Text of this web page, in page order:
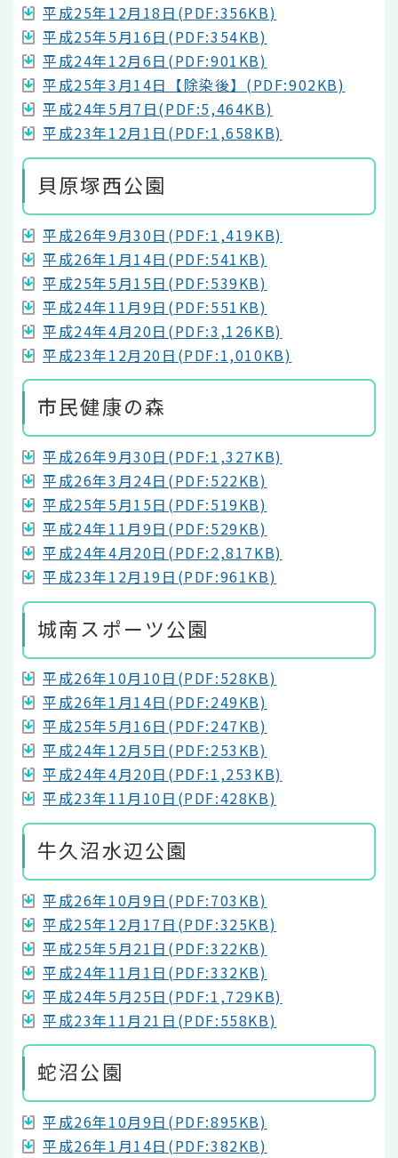
平成25年12月18日(PDF:356KB)
平成25年5月16日(PDF:354KB)
平成24年12月6日(PDF:901KB)
平成25年3月14日【除染後】(PDF:902KB)
平成24年5月7日(PDF:5,464KB)
平成23年12月1日(PDF:1,658KB)
貝原塚西公園
平成26年9月30日(PDF:1,419KB)
平成26年1月14日(PDF:541KB)
平成25年5月15日(PDF:539KB)
平成24年11月9日(PDF:551KB)
平成24年4月20日(PDF:3,126KB)
平成23年12月20日(PDF:1,010KB)
市民健康の森
平成26年9月30日(PDF:1,327KB)
平成26年3月24日(PDF:522KB)
平成25年5月15日(PDF:519KB)
平成24年11月9日(PDF:529KB)
平成24年4月20日(PDF:2,817KB)
平成23年12月19日(PDF:961KB)
城南スポーツ公園
平成26年10月10日(PDF:528KB)
平成26年1月14日(PDF:249KB)
平成25年5月16日(PDF:247KB)
平成24年12月5日(PDF:253KB)
平成24年4月20日(PDF:1,253KB)
平成23年11月10日(PDF:428KB)
牛久沼水辺公園
平成26年10月9日(PDF:703KB)
平成25年12月17日(PDF:325KB)
平成25年5月21日(PDF:322KB)
平成24年11月1日(PDF:332KB)
平成24年5月25日(PDF:1,729KB)
平成23年11月21日(PDF:558KB)
蛇沼公園
平成26年10月9日(PDF:895KB)
平成26年1月14日(PDF:382KB)